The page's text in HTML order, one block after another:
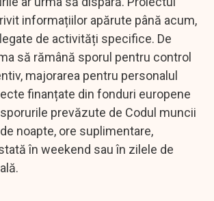
informațiilor apărute până acum,
de activități specifice. De
să rămână sporul pentru control
majorarea pentru personalul
finanțate din fonduri europene
prevăzute de Codul muncii
noapte, ore suplimentare,
în weekend sau în zilele de